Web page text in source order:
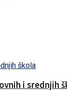
i srednjih